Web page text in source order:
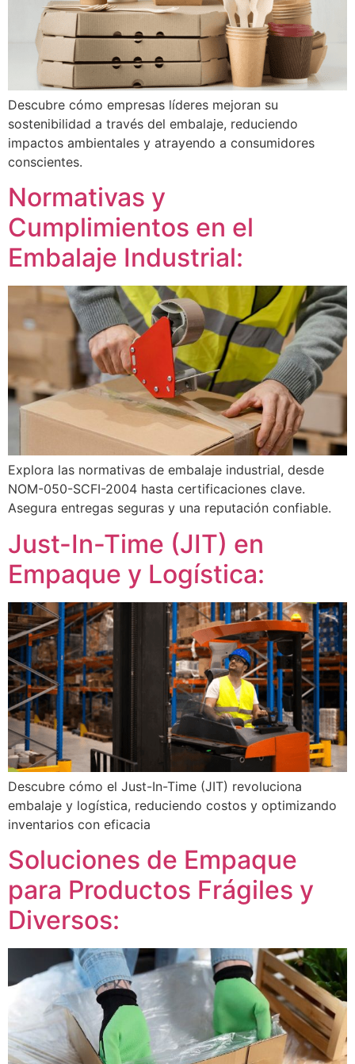
Descubre cómo empresas líderes mejoran su
sostenibilidad a través del embalaje, reduciendo
impactos ambientales y atrayendo a consumidores
conscientes.
Normativas y
Cumplimientos en el
Embalaje Industrial:
Explora las normativas de embalaje industrial, desde
NOM-050-SCFI-2004 hasta certificaciones clave.
Asegura entregas seguras y una reputación confiable.
Just-In-Time (JIT) en
Empaque y Logística:
Descubre cómo el Just-In-Time (JIT) revoluciona
embalaje y logística, reduciendo costos y optimizando
inventarios con eficacia
Soluciones de Empaque
para Productos Frágiles y
Diversos: